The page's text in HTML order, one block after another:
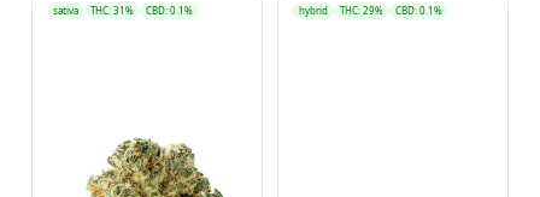
sativa THC: 31% CBD: 0.1% hybrid THC: 29% CBD: 0.1%